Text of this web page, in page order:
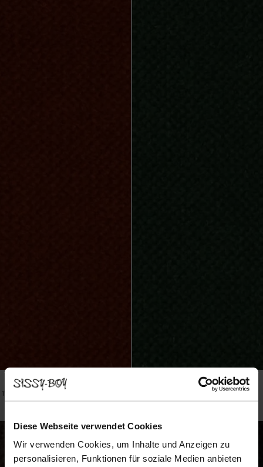
Diese Webseite verwendet Cookies
Wir verwenden Cookies, um Inhalte und Anzeigen zu
personalisieren, Funktionen für soziale Medien anbieten
Stoffprobe Juke - Wine Red 39
11
Stoffprobe Juke - Green Forest 162